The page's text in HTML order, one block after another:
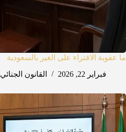
ما عقوبة الافتراء على الغير بالسعودية
فبراير 22, 2026
القانون الجنائي